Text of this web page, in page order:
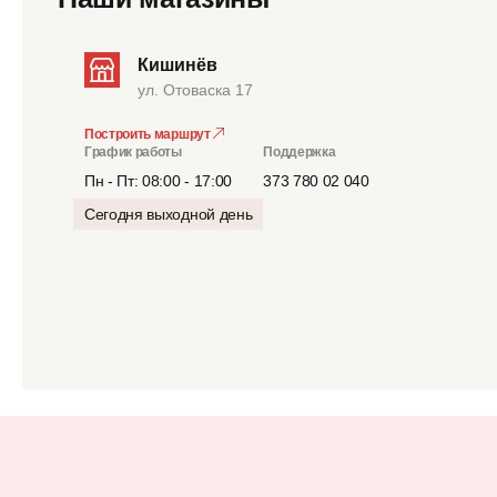
Кишинёв
ул. Отоваска 17
Построить маршрут
График работы
Пн - Пт: 08:00 - 17:00
Сегодня выходной день
Поддержка
373 780 02 040